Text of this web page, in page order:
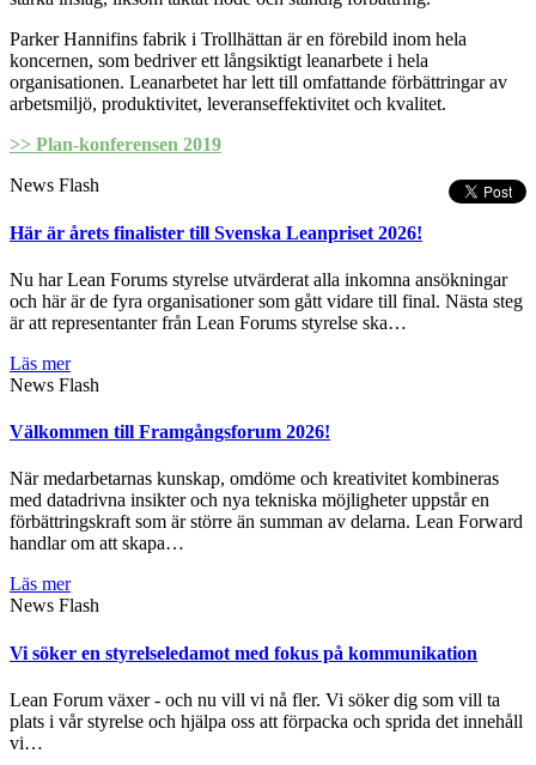
Parker Hannifins fabrik i Trollhättan är en förebild inom hela
koncernen, som bedriver ett långsiktigt leanarbete i hela
organisationen. Leanarbetet har lett till omfattande förbättringar av
arbetsmiljö, produktivitet, leveranseffektivitet och kvalitet.
>> Plan-konferensen 2019
News Flash
Här är årets finalister till Svenska Leanpriset 2026!
Nu har Lean Forums styrelse utvärderat alla inkomna ansökningar
och här är de fyra organisationer som gått vidare till final. Nästa steg
är att representanter från Lean Forums styrelse ska…
Läs mer
News Flash
Välkommen till Framgångsforum 2026!
När medarbetarnas kunskap, omdöme och kreativitet kombineras
med datadrivna insikter och nya tekniska möjligheter uppstår en
förbättringskraft som är större än summan av delarna. Lean Forward
handlar om att skapa…
Läs mer
News Flash
Vi söker en styrelseledamot med fokus på kommunikation
Lean Forum växer - och nu vill vi nå fler. Vi söker dig som vill ta
plats i vår styrelse och hjälpa oss att förpacka och sprida det innehåll
vi…